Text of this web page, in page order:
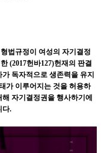
법규정이 여성의 자기결정
(2017헌바127)헌재의 판결
독자적으로 생존력을 유지
가 이루어지는 것을 허용하
자기결정권을 행사하기에
다.